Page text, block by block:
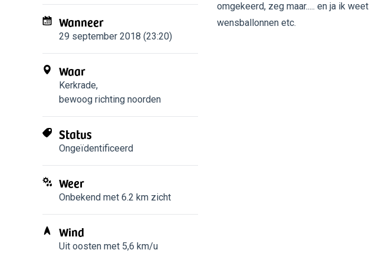
Wanneer
29 september 2018 (23:20)
Waar
Kerkrade,
bewoog richting noorden
Status
Ongeïdentificeerd
Weer
Onbekend met 6.2 km zicht
Wind
Uit oosten met 5,6 km/u
omgekeerd, zeg maar..... en ja ik
wensballonnen etc.